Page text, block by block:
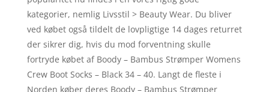
kategorier, nemlig Livsstil > Beauty Wear. Du bliver
ved købet også tildelt de lovpligtige 14 dages returret
der sikrer dig, hvis du mod forventning skulle
fortryde købet af Boody – Bambus Strømper Womens
Crew Boot Socks – Black 34 – 40. Langt de fleste i
Norden køber deres Boody – Bambus Strømper